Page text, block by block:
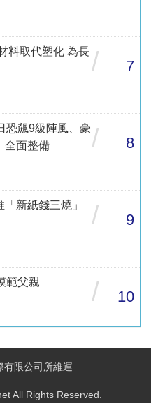
料取代塑化 為長 / 7
恐飆9級陣風、豪
全面整備
/ 8
新紙錢三燒」
/ 9
範父親
/ 10
有限公司所維運
All Rights Reserved.